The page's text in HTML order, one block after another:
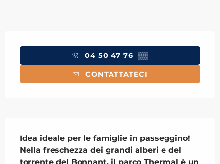
04 50 47 76 ▒▒
CONTATTATECI
Idea ideale per le famiglie in passeggino!
Nella freschezza dei grandi alberi e del
torrente del Bonnant, il parco Thermal è un